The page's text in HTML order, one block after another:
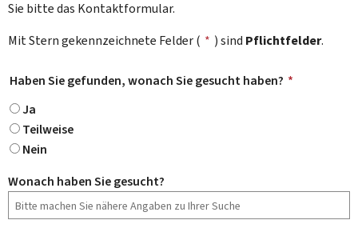
Sie bitte das Kontaktformular.
Mit Stern gekennzeichnete Felder ( * ) sind Pflichtfelder.
Haben Sie gefunden, wonach Sie gesucht haben? *
Ja
Teilweise
Nein
Wonach haben Sie gesucht?